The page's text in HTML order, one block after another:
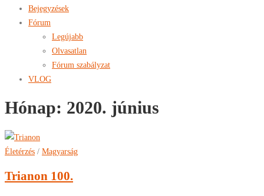
Bejegyzések
Fórum
Legújabb
Olvasatlan
Fórum szabályzat
VLOG
Hónap: 2020. június
Életérzés / Magyarság
Trianon 100.